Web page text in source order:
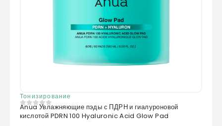
Тонизирование
0из 5
Anua Увлажняющие пэды с ПДРН и гиалуроновой
кислотой PDRN 100 Hyaluronic Acid Glow Pad